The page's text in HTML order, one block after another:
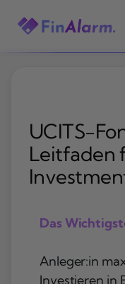
Inhalt
UCITS-
Leitfaden
Das
Anleger:in
Investieren in